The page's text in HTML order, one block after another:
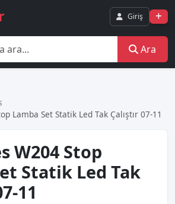
Giriş
Ara
Lamba Set Statik Led Tak Çalıştır 07-11
W204 Stop
Statik Led Tak
11